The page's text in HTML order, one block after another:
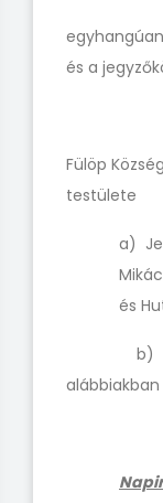
és a
Fülöp
testülete
a)
és
b) Jelen